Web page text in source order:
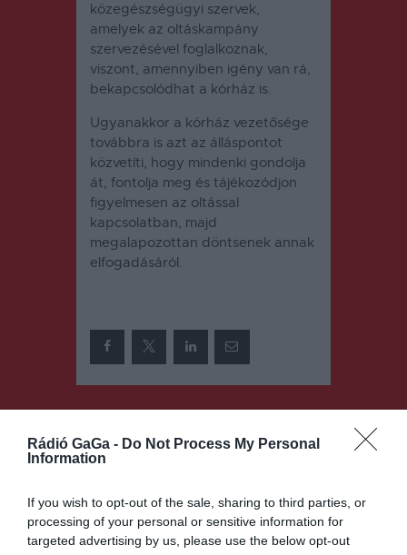
Rádió GaGa - Do Not Process My Personal
Information
If you wish to opt-out of the sale, sharing to third parties, or
processing of your personal or sensitive information for
targeted advertising by us, please use the below opt-out
közegészségügyi szervek,
amelyek az oltáskampány
szervezésével foglalkoznak,
viszont, amennyiben igény van rá,
bekapcsolódhat a kórház is.
Ugyanakkor a kórház vezetősége
továbbra is azt az álláspontot
közvetíti, hogy mindenki gondolja
át, fontolja meg és tájékozódjon
figyelmesen az oltással
kapcsolatban, majd
megalapozottan döntsenek annak
elfogadásáról.
navigáció
Állások a
szennyvizén
is a
járványhely